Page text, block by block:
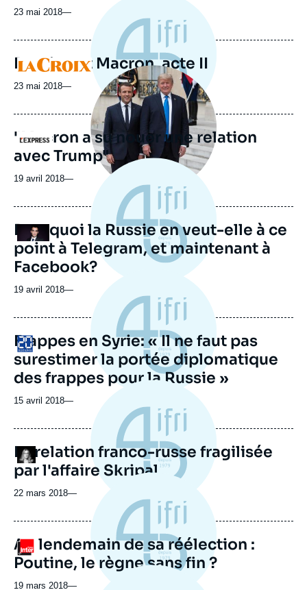
23 mai 2018—
Logo
Poutine et Macron, acte II
23 mai 2018—
Logo
Image
principale
médiatique
"Macron a su nouer une relation
avec Trump"
19 avril 2018—
Logo
Pourquoi la Russie en veut-elle à ce
point à Telegram, et maintenant à
Facebook?
19 avril 2018—
Logo
Frappes en Syrie: « Il ne faut pas
surestimer la portée diplomatique
des frappes pour la Russie »
15 avril 2018—
Logo
La relation franco-russe fragilisée
par l'affaire Skripal
22 mars 2018—
Logo
Au lendemain de sa réélection :
Poutine, le règne sans fin ?
19 mars 2018—